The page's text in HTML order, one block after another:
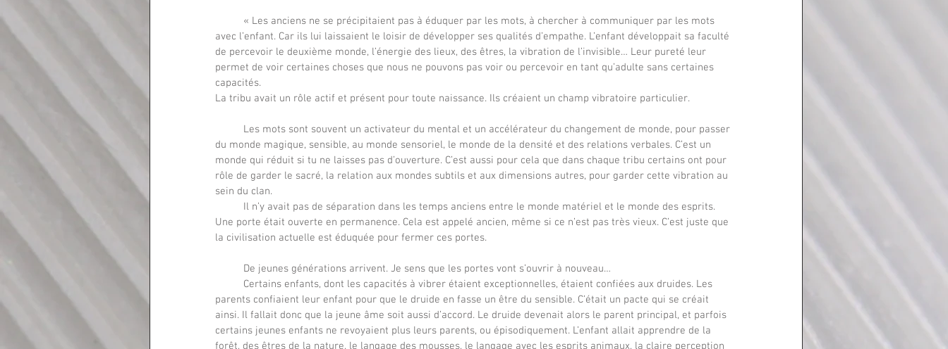
avec l’enfant. Car ils lui laissaient le loisir de développer ses qualités d’empathe. L’enfant développait sa faculté
de percevoir le deuxième monde, l’énergie des lieux, des êtres, la vibration de l’invisible… Leur pureté leur
permet de voir certaines choses que nous ne pouvons pas voir ou percevoir en tant qu’adulte sans certaines
capacités.
La tribu avait un rôle actif et présent pour toute naissance. Ils créaient un champ vibratoire particulier.
du monde magique, sensible, au monde sensoriel, le monde de la densité et des relations verbales. C’est un
monde qui réduit si tu ne laisses pas d’ouverture. C’est aussi pour cela que dans chaque tribu certains ont pour
rôle de garder le sacré, la relation aux mondes subtils et aux dimensions autres, pour garder cette vibration au
sein du clan.
Une porte était ouverte en permanence. Cela est appelé ancien, même si ce n’est pas très vieux. C’est juste que
la civilisation actuelle est éduquée pour fermer ces portes.
	De jeunes générations arrivent. Je sens que les portes vont s’ouvrir à nouveau…
parents confiaient leur enfant pour que le druide en fasse un être du sensible. C’était un pacte qui se créait
ainsi. Il fallait donc que la jeune âme soit aussi d’accord. Le druide devenait alors le parent principal, et parfois
certains jeunes enfants ne revoyaient plus leurs parents, ou épisodiquement. L’enfant allait apprendre de la
forêt, des êtres de la nature, le langage des mousses, le langage avec les esprits animaux, la claire perception